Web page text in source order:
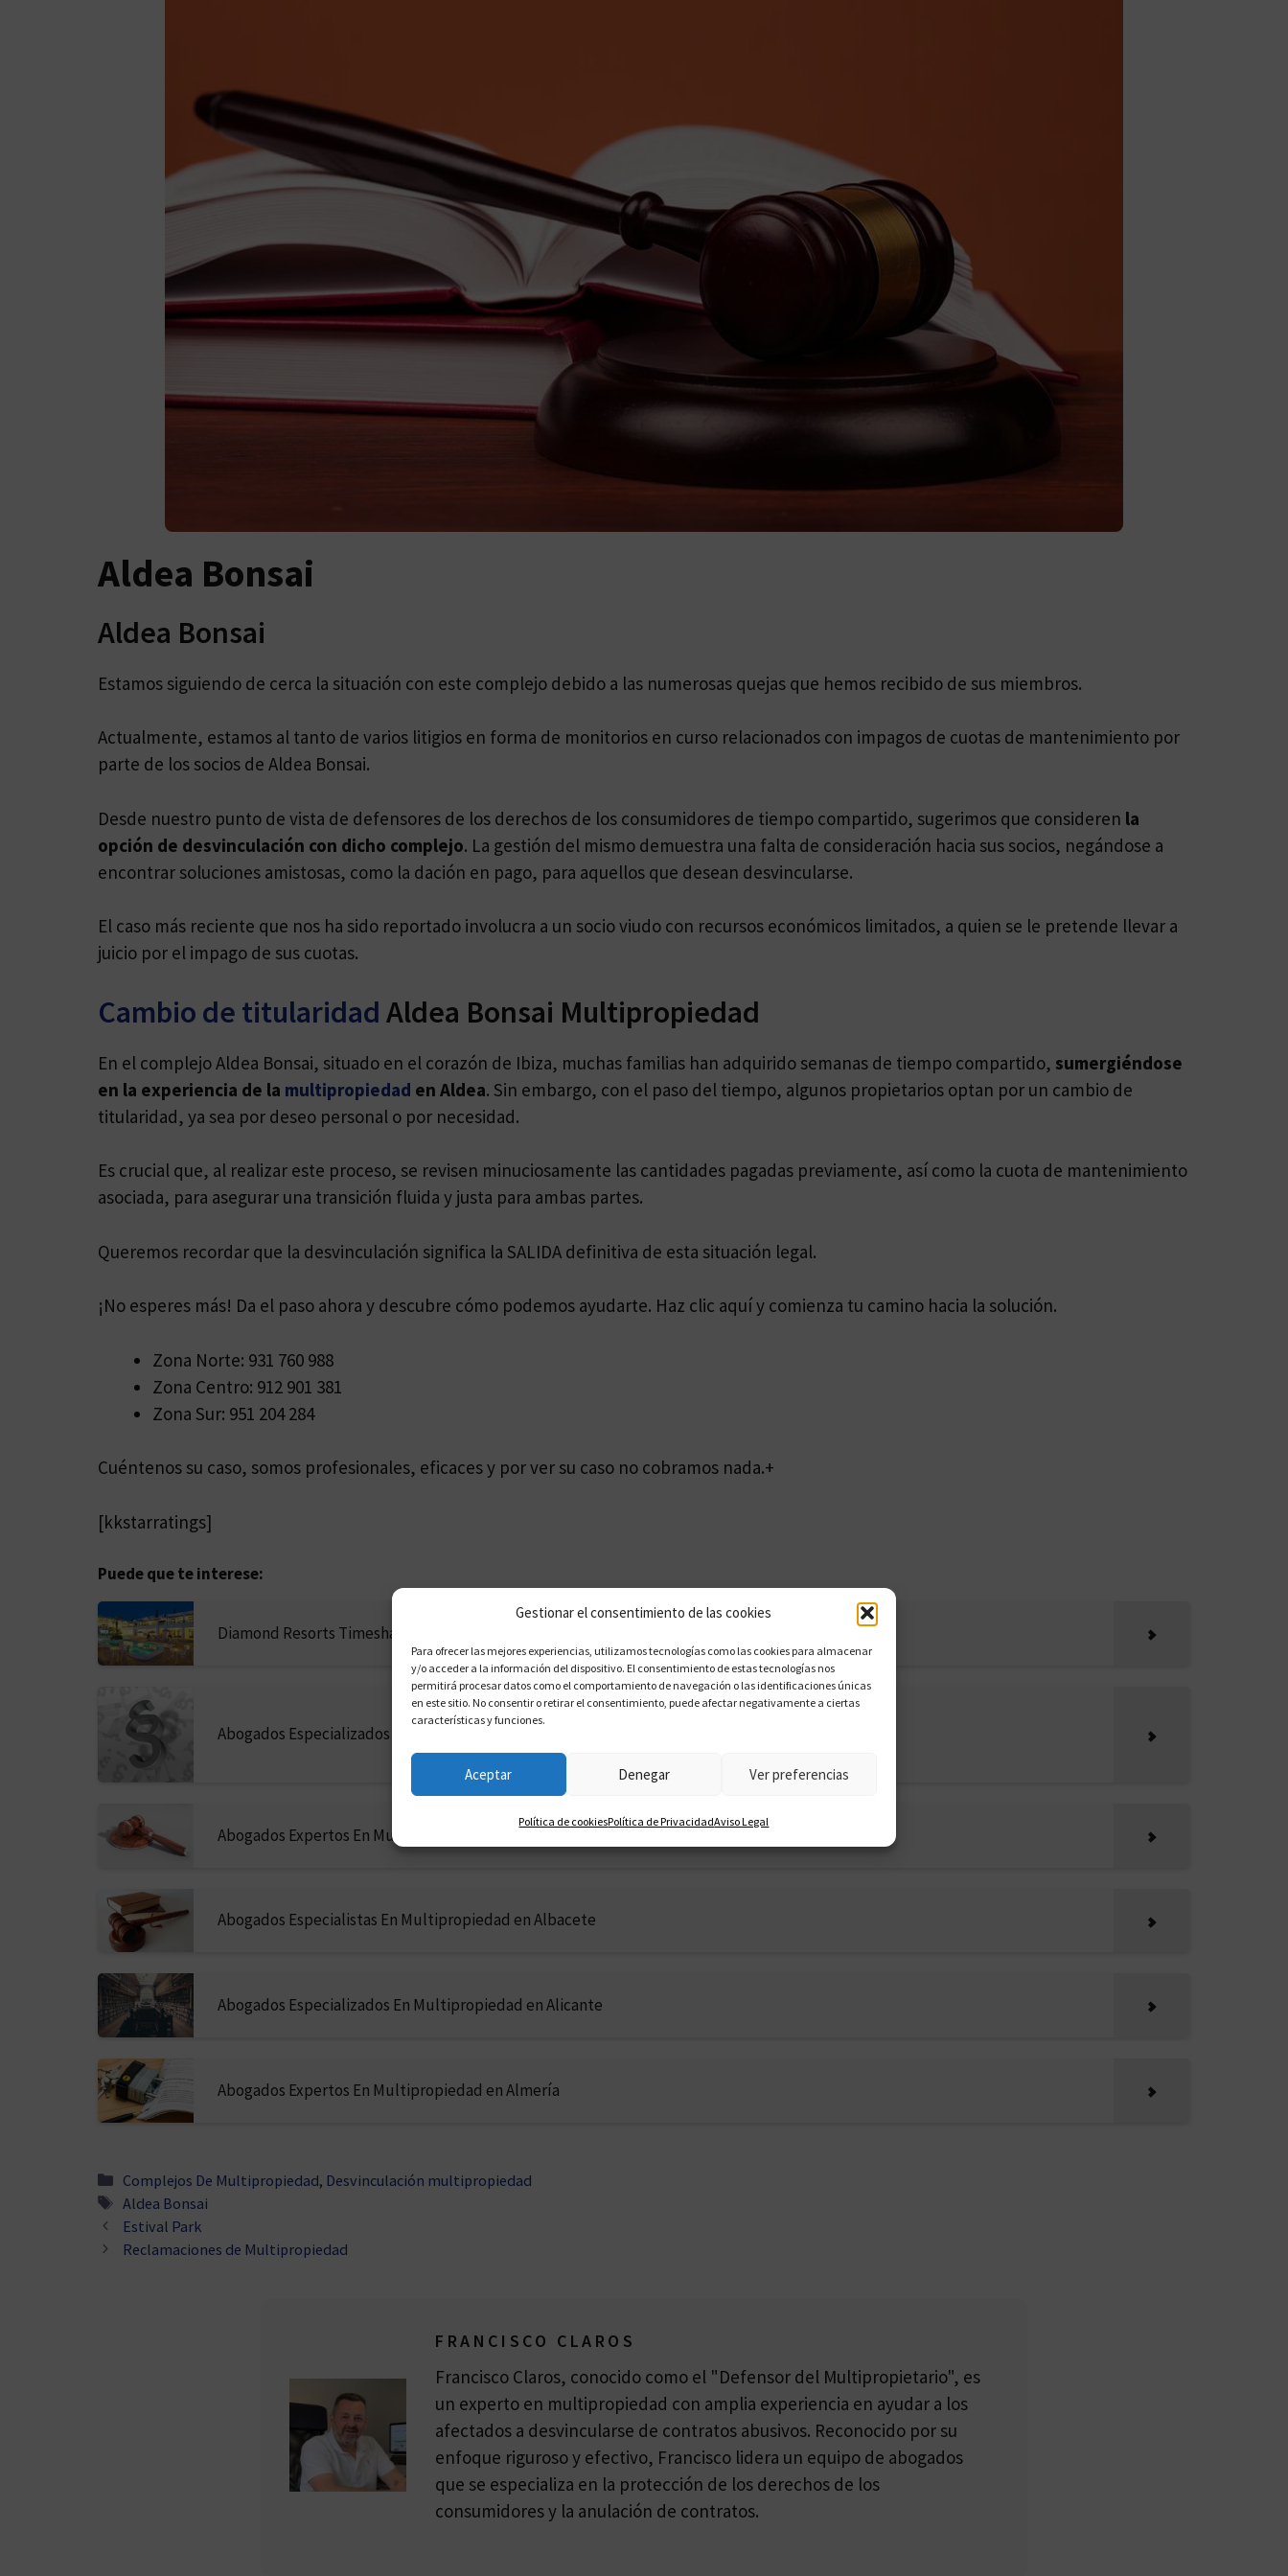
Gestionar el consentimiento de las cookies
Para ofrecer las mejores experiencias, utilizamos tecnologías como las cookies para almacenar
y/o acceder a la información del dispositivo. El consentimiento de estas tecnologías nos
permitirá procesar datos como el comportamiento de navegación o las identificaciones únicas
en este sitio. No consentir o retirar el consentimiento, puede afectar negativamente a ciertas
características y funciones.
Aceptar Denegar Ver preferencias
Política de cookiesPolítica de PrivacidadAviso Legal
Aldea Bonsai
Aldea Bonsai
Estamos siguiendo de cerca la situación con este complejo debido a las numerosas quejas que hemos recibido de sus miembros.
Actualmente, estamos al tanto de varios litigios en forma de monitorios en curso relacionados con impagos de cuotas de mantenimiento por
parte de los socios de Aldea Bonsai.
Desde nuestro punto de vista de defensores de los derechos de los consumidores de tiempo compartido, sugerimos que consideren la
opción de desvinculación con dicho complejo. La gestión del mismo demuestra una falta de consideración hacia sus socios, negándose a
encontrar soluciones amistosas, como la dación en pago, para aquellos que desean desvincularse.
El caso más reciente que nos ha sido reportado involucra a un socio viudo con recursos económicos limitados, a quien se le pretende llevar a
juicio por el impago de sus cuotas.
Cambio de titularidad Aldea Bonsai Multipropiedad
En el complejo Aldea Bonsai, situado en el corazón de Ibiza, muchas familias han adquirido semanas de tiempo compartido, sumergiéndose
en la experiencia de la multipropiedad en Aldea. Sin embargo, con el paso del tiempo, algunos propietarios optan por un cambio de
titularidad, ya sea por deseo personal o por necesidad.
Es crucial que, al realizar este proceso, se revisen minuciosamente las cantidades pagadas previamente, así como la cuota de mantenimiento
asociada, para asegurar una transición fluida y justa para ambas partes.
Queremos recordar que la desvinculación significa la SALIDA definitiva de esta situación legal.
¡No esperes más! Da el paso ahora y descubre cómo podemos ayudarte. Haz clic aquí y comienza tu camino hacia la solución.
Zona Norte: 931 760 988
Zona Centro: 912 901 381
Zona Sur: 951 204 284
Cuéntenos su caso, somos profesionales, eficaces y por ver su caso no cobramos nada.+
[kkstarratings]
Puede que te interese:
Diamond Resorts Timeshare
Abogados Especializados En Multipropiedad en A Coruña
Abogados Expertos En Multipropiedad en Araba (Álava)
Abogados Especialistas En Multipropiedad en Albacete
Abogados Especializados En Multipropiedad en Alicante
Abogados Expertos En Multipropiedad en Almería
Categorías
Complejos De Multipropiedad, Desvinculación multipropiedad
Etiquetas
Aldea Bonsai
Estival Park
Reclamaciones de Multipropiedad
FRANCISCO CLAROS
Francisco Claros, conocido como el "Defensor del Multipropietario", es
un experto en multipropiedad con amplia experiencia en ayudar a los
afectados a desvincularse de contratos abusivos. Reconocido por su
enfoque riguroso y efectivo, Francisco lidera un equipo de abogados
que se especializa en la protección de los derechos de los
consumidores y la anulación de contratos.